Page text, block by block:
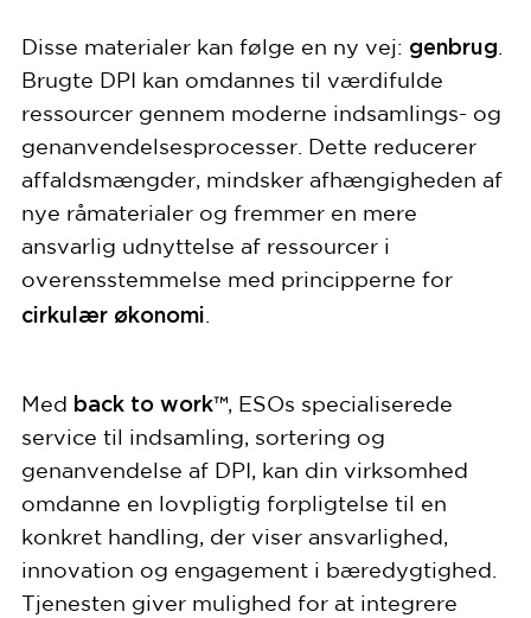
Disse materialer kan følge en ny vej: genbrug.
Brugte DPI kan omdannes til værdifulde
ressourcer gennem moderne indsamlings- og
genanvendelsesprocesser. Dette reducerer
affaldsmængder, mindsker afhængigheden af
nye råmaterialer og fremmer en mere
ansvarlig udnyttelse af ressourcer i
overensstemmelse med principperne for
cirkulær økonomi.
Med back to work™, ESOs specialiserede
service til indsamling, sortering og
genanvendelse af DPI, kan din virksomhed
omdanne en lovpligtig forpligtelse til en
konkret handling, der viser ansvarlighed,
innovation og engagement i bæredygtighed.
Tjenesten giver mulighed for at integrere